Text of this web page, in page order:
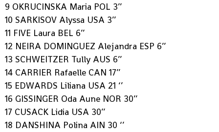
9 OKRUCINSKA Maria POL 3’’
10 SARKISOV Alyssa USA 3’’
11 FIVE Laura BEL 6’’
12 NEIRA DOMINGUEZ Alejandra ESP 6’’
13 SCHWEITZER Tully AUS 6’’
14 CARRIER Rafaelle CAN 17’’
15 EDWARDS Liliana USA 21 ‘’
16 GISSINGER Oda Aune NOR 30’’
17 CUSACK Lidia USA 30’’
18 DANSHINA Polina AIN 30 ‘’